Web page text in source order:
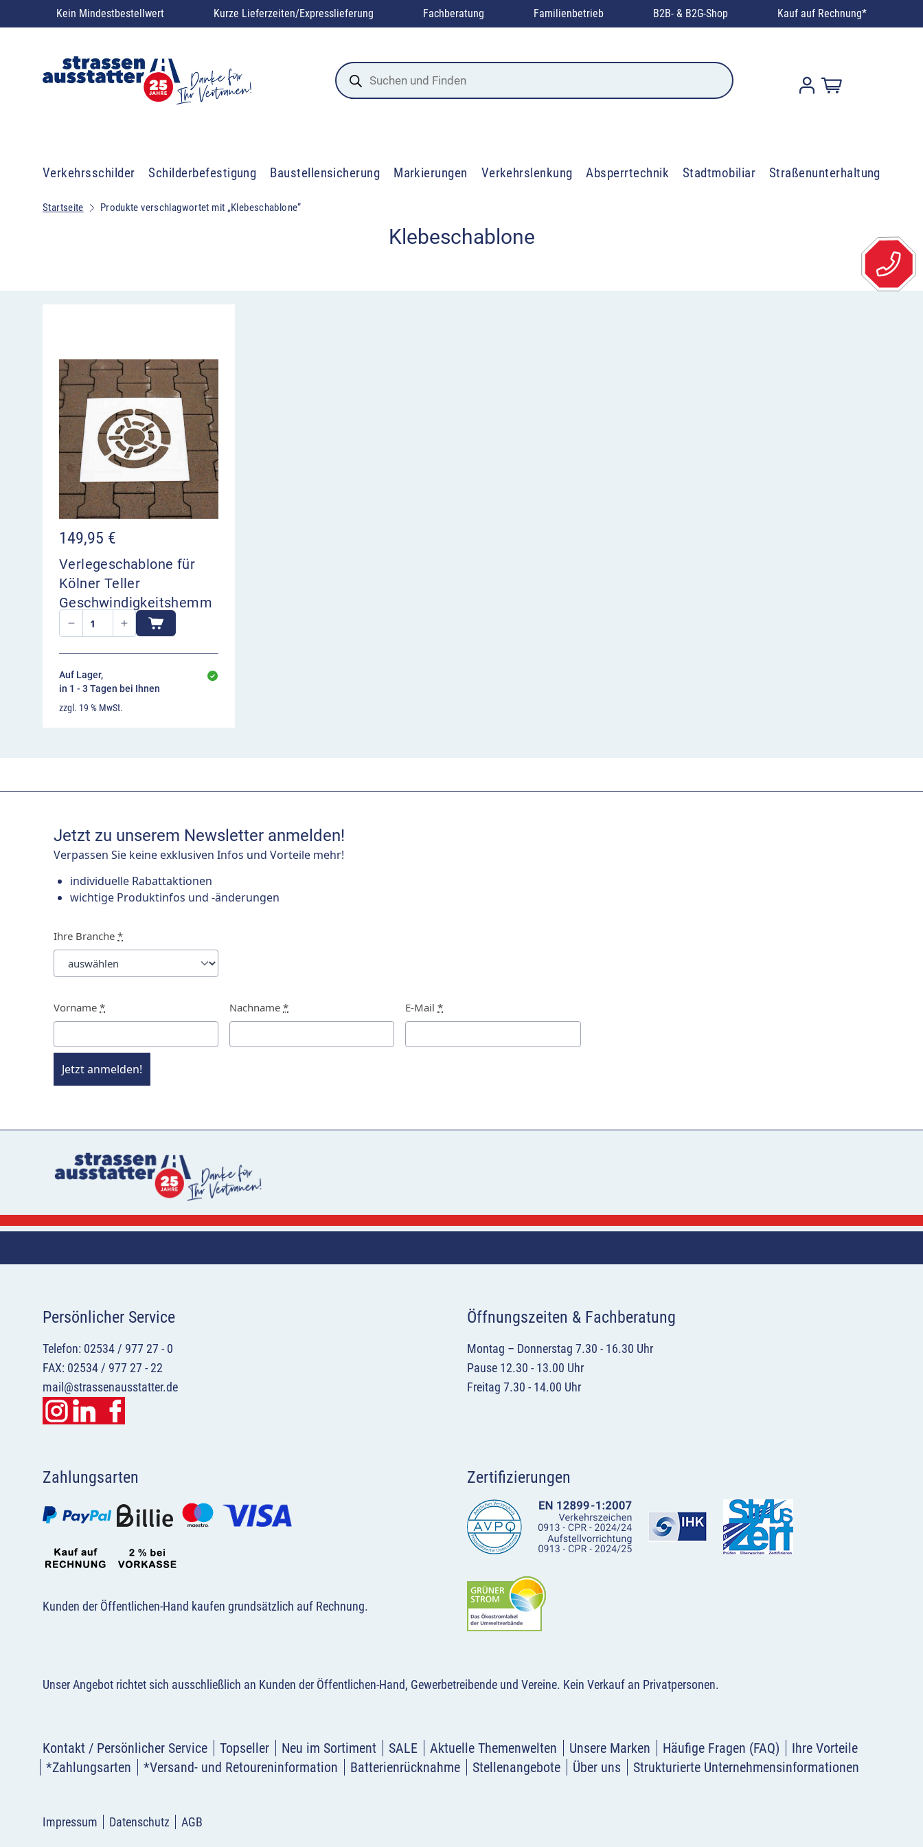
Kein Mindestbestellwert Kurze Lieferzeiten/Expresslieferung Fachberatung Familienbetrieb B2B- & B2G-Shop Kauf auf Rechnung*
Products
search
Verkehrsschilder Schilderbefestigung Baustellensicherung Markierungen Verkehrslenkung Absperrtechnik Stadtmobiliar Straßenunterhaltung
Startseite Produkte verschlagwortet mit „Klebeschablone“
Klebeschablone
149,95 €
Verlegeschablone für
Kölner Teller
Geschwindigkeitshemm
er
Auf Lager,
in 1 - 3 Tagen bei Ihnen
zzgl. 19 % MwSt.
Jetzt zu unserem Newsletter anmelden!
Verpassen Sie keine exklusiven Infos und Vorteile mehr!
individuelle Rabattaktionen
wichtige Produktinfos und -änderungen
Ihre Branche *
Vorname * Nachname * E-Mail *
Jetzt anmelden!
Persönlicher Service
Telefon: 02534 / 977 27 - 0
FAX: 02534 / 977 27 - 22
mail@strassenausstatter.de
Öffnungszeiten & Fachberatung
Montag – Donnerstag 7.30 - 16.30 Uhr
Pause 12.30 - 13.00 Uhr
Freitag 7.30 - 14.00 Uhr
Zahlungsarten
Kunden der Öffentlichen-Hand kaufen grundsätzlich auf Rechnung.
Zertifizierungen
Unser Angebot richtet sich ausschließlich an Kunden der Öffentlichen-Hand, Gewerbetreibende und Vereine. Kein Verkauf an Privatpersonen.
Kontakt / Persönlicher Service Topseller Neu im Sortiment SALE Aktuelle Themenwelten Unsere Marken Häufige Fragen (FAQ)
Ihre Vorteile
*Zahlungsarten
*Versand- und Retoureninformation Batterienrücknahme Stellenangebote Über uns Strukturierte Unternehmensinformationen
Impressum Datenschutz AGB